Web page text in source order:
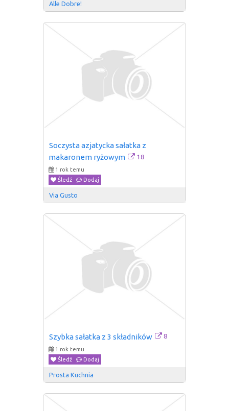
Alle Dobre!
Soczysta azjatycka sałatka z
makaronem ryżowym
18
1 rok temu
Śledź
Dodaj
Via Gusto
Szybka sałatka z 3 składników 8
1 rok temu
Śledź
Dodaj
Prosta Kuchnia